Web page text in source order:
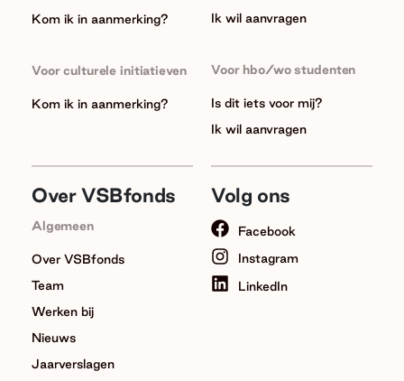
Kom ik in aanmerking?
Voor culturele initiatieven
Kom ik in aanmerking?
Ik wil aanvragen
Voor hbo/wo studenten
Is dit iets voor mij?
Ik wil aanvragen
Over VSBfonds
Algemeen
Over VSBfonds
Team
Werken bij
Nieuws
Jaarverslagen
Volg ons
Facebook
Instagram
LinkedIn